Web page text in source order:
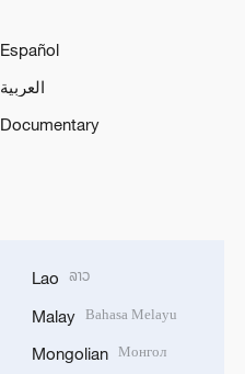
Español
العربية
Documentary
Lao ລາວ
Malay Bahasa Melayu
Mongolian Монгол